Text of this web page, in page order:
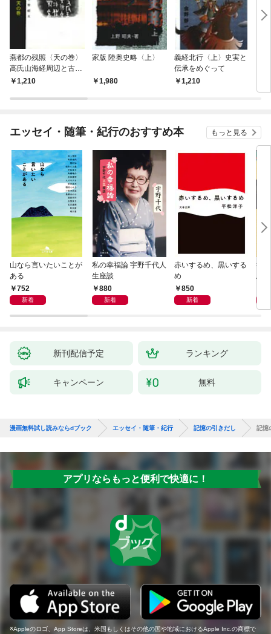
燕都の残照〈天の巻〉
高氏山海経周辺と古史
概考1,210
家版 陸奥史略〈上〉
1,980
義経北行〈上〉史実と
伝承をめぐって
1,210
エッセイ・随筆・紀行のおすすめ本 もっと見る
山なら言いたいことが
ある
752
新着
私の幸福論 宇野千代人
生座談
880
新着
赤いするめ、黒いする
め
850
新着
行
思
新刊配信予定 ランキング
キャンペーン 無料
漫画無料試し読みならdブック エッセイ・随筆・紀行 記憶の引きだし 記憶
アプリならもっと便利で快適に！
Appleのロゴ、App Storeは、米国もしくはその他の国や地域におけるApple Inc.の商標で